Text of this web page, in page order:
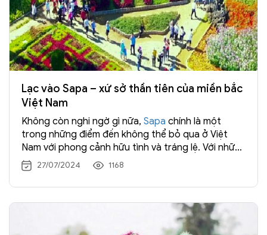
Lạc vào Sapa – xứ sở thần tiên của miền bắc
Việt Nam
Không còn nghi ngờ gì nữa, Sapa chính là một
trong những điểm đến không thể bỏ qua ở Việt
Nam với phong cảnh hữu tình và tráng lệ. Với những
ai đang có kế hoạch khám phá địa điểm nổi bật này,
chúng tôi sẽ chia sẻ với các bạn tất cả thông tin về
xứ sở thần tiên nhỏ bé này.
27/07/2024 1168